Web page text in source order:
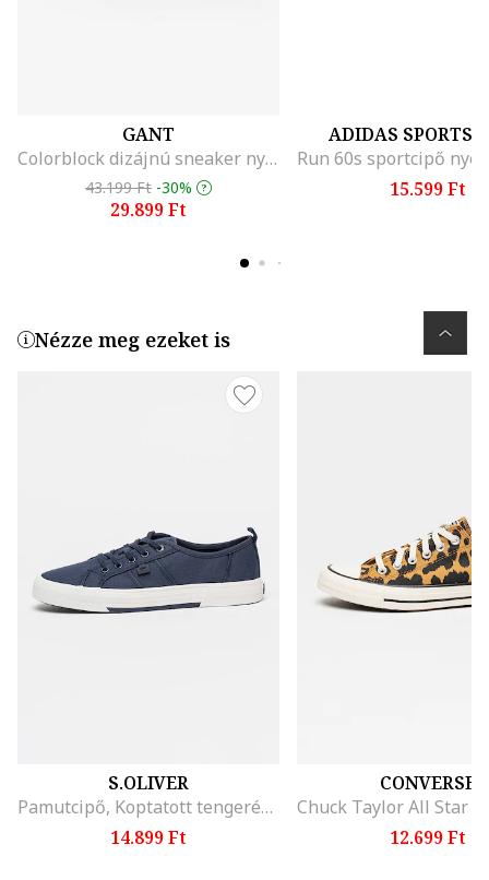
GANT
Colorblock dizájnú sneaker nyersbőr és filc részletekkel, Fekete
43.199 Ft -30%
29.899 Ft
ADIDAS
15.599 Ft
Nézze meg ezeket is
S.OLIVER
Pamutcipő, Koptatott tengerészkék
14.899 Ft
CONVERSE
12.699 Ft